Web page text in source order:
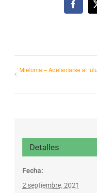
Mieloma – Adelantarse al
Detalles
Fecha:
2 septiembre, 2021